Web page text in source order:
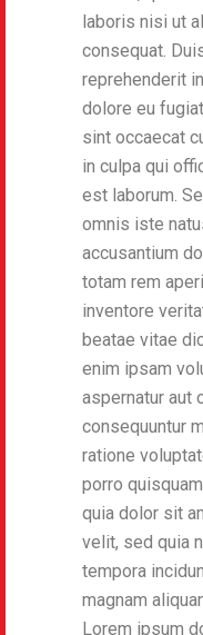
laboris nisi ut
consequat.
reprehenderit
dolore eu
sint occaecat
in culpa qui
est laborum.
omnis iste
accusantium
totam rem
inventore
beatae vitae
enim ipsam
aspernatur aut
consequuntur
ratione
porro
quia dolor sit
velit, sed quia
tempora
magnam
Lorem ipsum